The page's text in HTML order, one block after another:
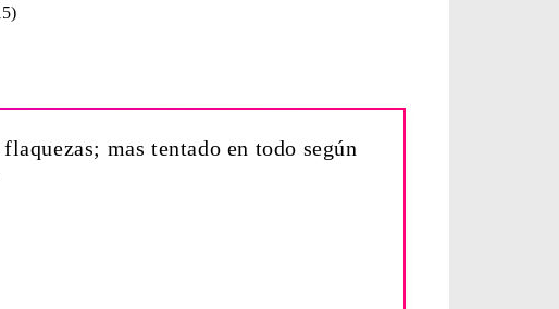
mas tentado en todo según